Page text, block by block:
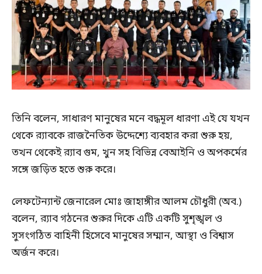
তিনি বলেন, সাধারণ মানুষের মনে বদ্ধমূল ধারণা এই যে যখন
থেকে র‍্যাবকে রাজনৈতিক উদ্দেশ্যে ব্যবহার করা শুরু হয়,
তখন থেকেই র‍্যাব গুম, খুন সহ বিভিন্ন বেআইনি ও অপকর্মের
সঙ্গে জড়িত হতে শুরু করে।
লেফটেন্যান্ট জেনারেল মোঃ জাহাঙ্গীর আলম চৌধুরী (অব.)
বলেন, র‍্যাব গঠনের শুরুর দিকে এটি একটি সুশৃঙ্খল ও
সুসংগঠিত বাহিনী হিসেবে মানুষের সম্মান, আস্থা ও বিশ্বাস
অর্জন করে।